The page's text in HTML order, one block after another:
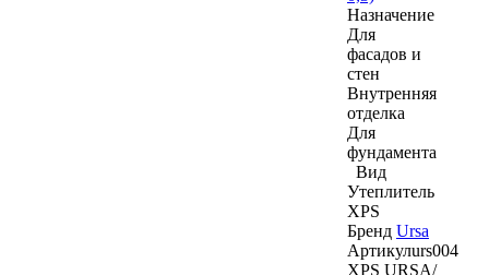
Назначение
Для
фасадов и
стен
Внутренняя
отделка
Для
фундамента
Вид
Утеплитель
XPS
Бренд Ursa
Артикулurs004
XPS URSA/